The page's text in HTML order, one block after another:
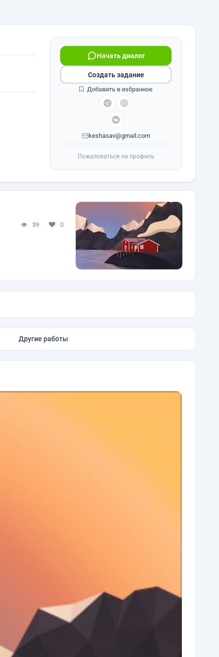
Начать диалог
keshasav@gmail.com
Создать задание
Добавить в избранное
Пожаловаться на профиль
39 0
Другие работы